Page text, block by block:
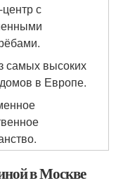
с
самых высоких
в Европе.
в Москве